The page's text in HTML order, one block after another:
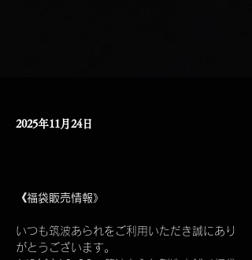
2025年11月24日
《福袋販売情報》
いつも筑波あられをご利用いただき誠にあり
がとうございます。